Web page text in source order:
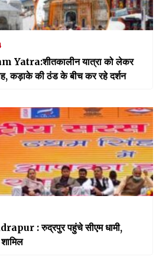
यात्रा को लेकर
कड़ाके की ठंड के बीच कर रहे दर्शन
: रुद्रपुर पहुंचे सीएम धामी,